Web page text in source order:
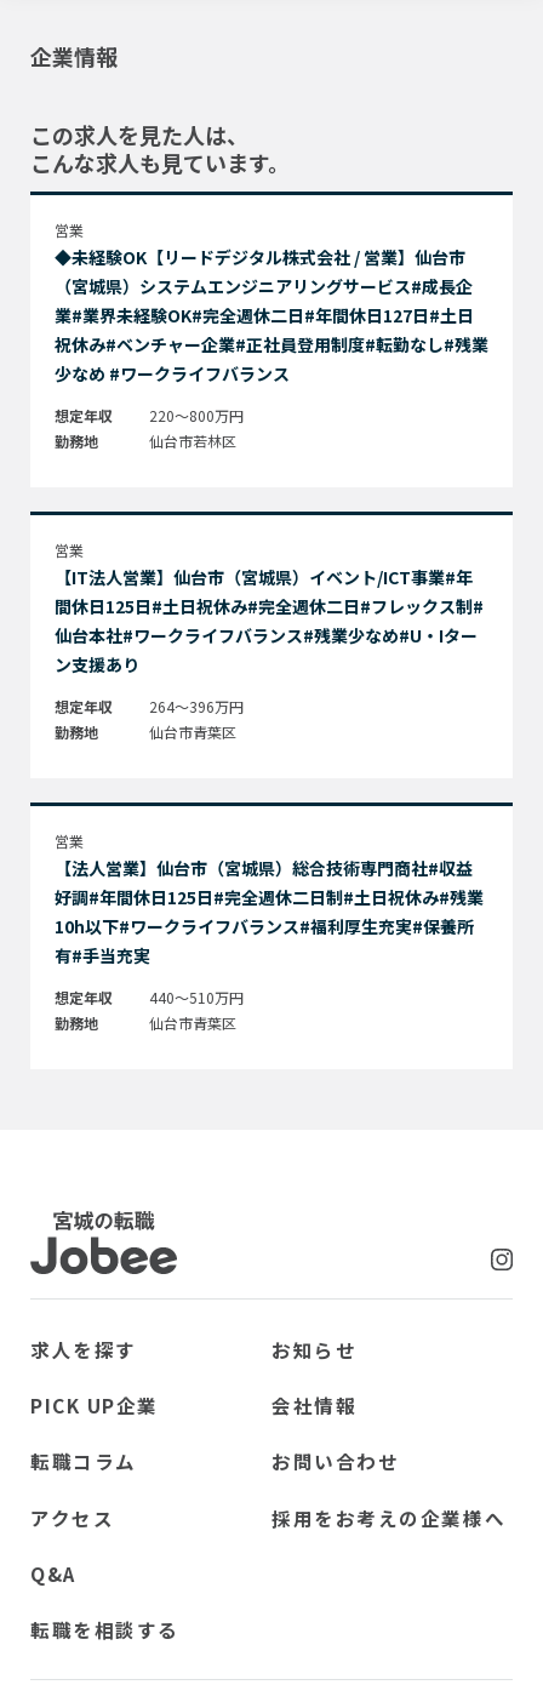
企業情報
この求人を見た人は、
こんな求人も見ています。
営業
◆未経験OK【リードデジタル株式会社 / 営業】仙台市
（宮城県）システムエンジニアリングサービス#成長企
業#業界未経験OK#完全週休二日#年間休日127日#土日
祝休み#ベンチャー企業#正社員登用制度#転勤なし#残業
少なめ #ワークライフバランス
想定年収
220～800万円
勤務地
仙台市若林区
営業
【IT法人営業】仙台市（宮城県）イベント/ICT事業#年
間休日125日#土日祝休み#完全週休二日#フレックス制#
仙台本社#ワークライフバランス#残業少なめ#U・Iター
ン支援あり
想定年収
264～396万円
勤務地
仙台市青葉区
営業
【法人営業】仙台市（宮城県）総合技術専門商社#収益
好調#年間休日125日#完全週休二日制#土日祝休み#残業
10h以下#ワークライフバランス#福利厚生充実#保養所
有#手当充実
想定年収
440～510万円
勤務地
仙台市青葉区
求人を探す
PICK UP企業
転職コラム
アクセス
Q&A
転職を相談する
お知らせ
会社情報
お問い合わせ
採用をお考えの企業様へ